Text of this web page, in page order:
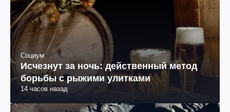
Социум
Исчезнут за ночь: действенный метод
борьбы с рыжими улитками
14 часов назад